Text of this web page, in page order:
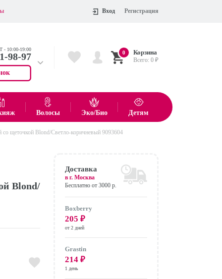
Вход Регистрация
- 10:00-19:00
98-97
55-75
0 Корзина
Всего:0 ₽
показать все товары
Оформить
Волосы Эко/Био Детям
со щеточкой Blond/Светло-коричневый 9093604
Blond/
Доставка
в г.Москва
Бесплатно от 3000 р.
Boxberry
205 ₽
от 2 дней
Grastin
214 ₽
1 день